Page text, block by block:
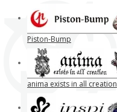
Piston-Bump
anima exists in all creation